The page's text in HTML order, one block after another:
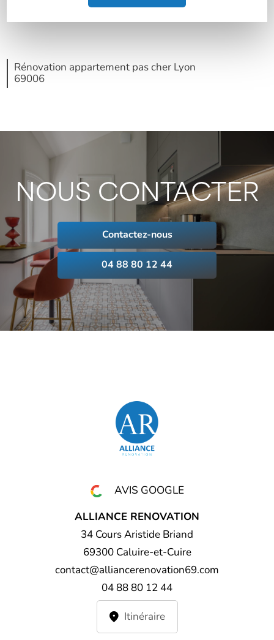
Rénovation appartement pas cher Lyon
69006
NOUS CONTACTER
Contactez-nous
04 88 80 12 44
AVIS GOOGLE
ALLIANCE RENOVATION
34 Cours Aristide Briand
69300 Caluire-et-Cuire
contact@alliancerenovation69.com
04 88 80 12 44
Itinéraire